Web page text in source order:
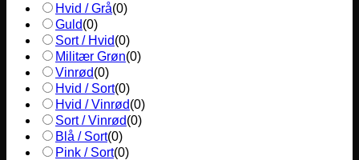
Hvid / Grå(0)
Guld(0)
Sort / Hvid(0)
Militær Grøn(0)
Vinrød(0)
Hvid / Sort(0)
Hvid / Vinrød(0)
Sort / Vinrød(0)
Blå / Sort(0)
Pink / Sort(0)